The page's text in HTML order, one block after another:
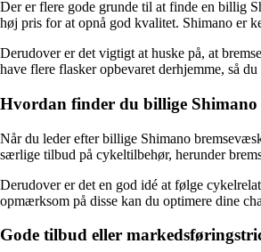
Der er flere gode grunde til at finde en billig
høj pris for at opnå god kvalitet. Shimano er
Derudover er det vigtigt at huske på, at
have flere flasker opbevaret derhjemme, så
Hvordan finder du billige
Når du leder efter billige Shimano
særlige tilbud på cykeltilbehør, herunder
Derudover er det en god idé at følge
opmærksom på disse kan du optimere dine
Gode tilbud eller